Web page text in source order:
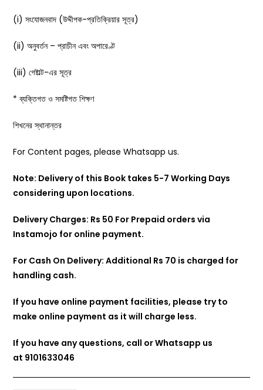
(i) সংযোজনবাদ (উদ্দীপক-প্রতিক্রিয়ার সূত্র)
(ii) অনুবর্তন – প্রাচীন এবং অপারেণ্ট
(iii) গেষ্টাল্ট-এর সূত্র
* ব্যক্তিগত ও সমষ্টিগত শিক্ষণ
শিখনের স্থানান্তর
For Content pages, please Whatsapp us.
Note: Delivery of this Book takes 5-7 Working Days
considering upon locations.
Delivery Charges: Rs 50 For Prepaid orders via
Instamojo for online payment.
For Cash On Delivery: Additional Rs 70 is charged for
handling cash.
If you have online payment facilities, please try to
make online payment as it will charge less.
If you have any questions, call or Whatsapp us
at 9101633046